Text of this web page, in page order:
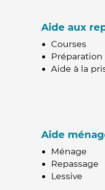
Aide aux
Courses
Préparation
Aide à la
Aide
Ménage
Repassage
Lessive